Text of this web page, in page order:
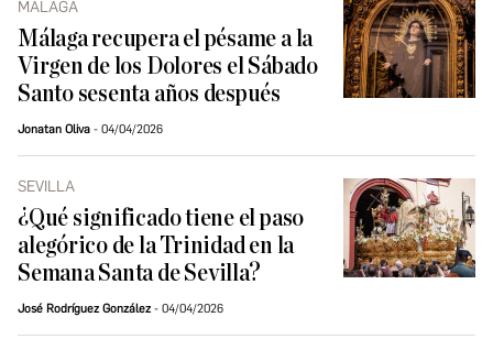
MÁLAGA
Málaga recupera el pésame a la
Virgen de los Dolores el Sábado
Santo sesenta años después
Jonatan Oliva 04/04/2026
SEVILLA
¿Qué significado tiene el paso
alegórico de la Trinidad en la
Semana Santa de Sevilla?
José Rodríguez González 04/04/2026